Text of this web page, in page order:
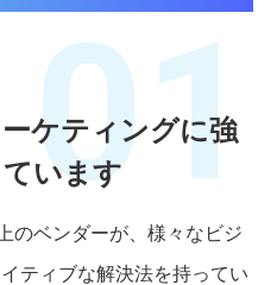
ケティングに強
います
01
のベンダーが、様々なビジ
ティブな解決法を持ってい